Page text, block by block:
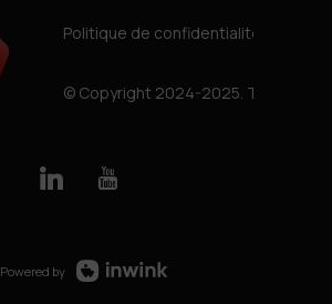
Politique de confidentialité
© Copyright 2024-2025. Tous
Powered by